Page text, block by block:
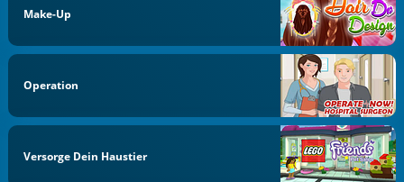
Make-Up
Operation
Versorge Dein Haustier